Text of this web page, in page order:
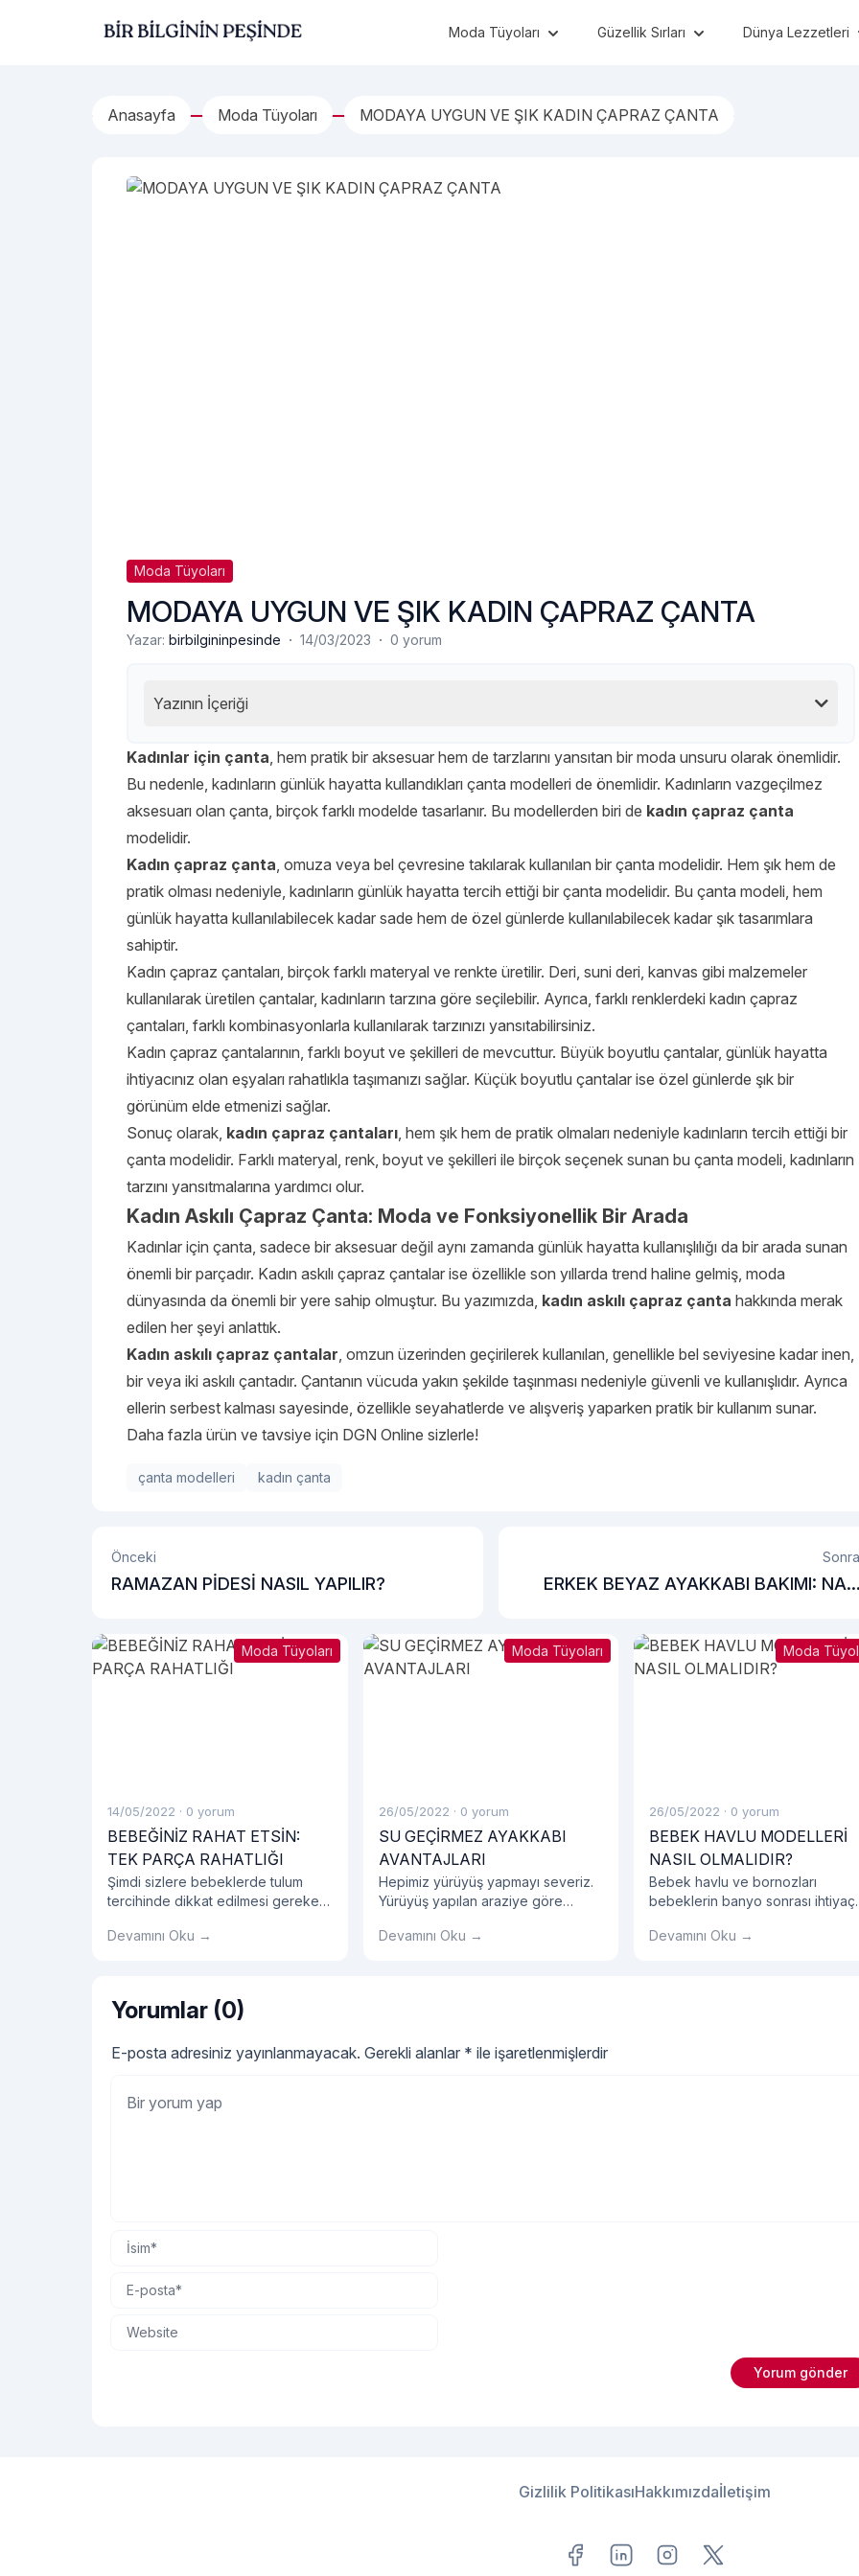
Bir Bilginin Peşinde! Moda Tüyoları Güzellik Sırları Dünya Lezzetleri
Anasayfa Moda Tüyoları MODAYA UYGUN VE ŞIK KADIN ÇAPRAZ ÇANTA
Moda Tüyoları
MODAYA UYGUN VE ŞIK KADIN ÇAPRAZ ÇANTA
Yazar: birbilgininpesinde · 14/03/2023 · 0 yorum
Yazının İçeriği
Kadınlar için çanta, hem pratik bir aksesuar hem de tarzlarını yansıtan bir moda unsuru olarak önemlidir.
Bu nedenle, kadınların günlük hayatta kullandıkları çanta modelleri de önemlidir. Kadınların vazgeçilmez
aksesuarı olan çanta, birçok farklı modelde tasarlanır. Bu modellerden biri de kadın çapraz çanta
modelidir.
Kadın çapraz çanta, omuza veya bel çevresine takılarak kullanılan bir çanta modelidir. Hem şık hem de
pratik olması nedeniyle, kadınların günlük hayatta tercih ettiği bir çanta modelidir. Bu çanta modeli, hem
günlük hayatta kullanılabilecek kadar sade hem de özel günlerde kullanılabilecek kadar şık tasarımlara
sahiptir.
Kadın çapraz çantaları, birçok farklı materyal ve renkte üretilir. Deri, suni deri, kanvas gibi malzemeler
kullanılarak üretilen çantalar, kadınların tarzına göre seçilebilir. Ayrıca, farklı renklerdeki kadın çapraz
çantaları, farklı kombinasyonlarla kullanılarak tarzınızı yansıtabilirsiniz.
Kadın çapraz çantalarının, farklı boyut ve şekilleri de mevcuttur. Büyük boyutlu çantalar, günlük hayatta
ihtiyacınız olan eşyaları rahatlıkla taşımanızı sağlar. Küçük boyutlu çantalar ise özel günlerde şık bir
görünüm elde etmenizi sağlar.
Sonuç olarak, kadın çapraz çantaları, hem şık hem de pratik olmaları nedeniyle kadınların tercih ettiği bir
çanta modelidir. Farklı materyal, renk, boyut ve şekilleri ile birçok seçenek sunan bu çanta modeli, kadınların
tarzını yansıtmalarına yardımcı olur.
Kadın Askılı Çapraz Çanta: Moda ve Fonksiyonellik Bir Arada
Kadınlar için çanta, sadece bir aksesuar değil aynı zamanda günlük hayatta kullanışlılığı da bir arada sunan
önemli bir parçadır. Kadın askılı çapraz çantalar ise özellikle son yıllarda trend haline gelmiş, moda
dünyasında da önemli bir yere sahip olmuştur. Bu yazımızda, kadın askılı çapraz çanta hakkında merak
edilen her şeyi anlattık.
Kadın askılı çapraz çantalar, omzun üzerinden geçirilerek kullanılan, genellikle bel seviyesine kadar inen,
bir veya iki askılı çantadır. Çantanın vücuda yakın şekilde taşınması nedeniyle güvenli ve kullanışlıdır. Ayrıca
ellerin serbest kalması sayesinde, özellikle seyahatlerde ve alışveriş yaparken pratik bir kullanım sunar.
Daha fazla ürün ve tavsiye için DGN Online sizlerle!
çanta modelleri kadın çanta
Önceki
RAMAZAN PİDESİ NASIL YAPILIR?
ERKEK BEYAZ AYAKKABI BAKIMI:
Moda Tüyoları
14/05/2022 · 0 yorum
BEBEĞİNİZ RAHAT ETSİN:
TEK PARÇA RAHATLIĞI
Şimdi sizlere bebeklerde tulum
tercihinde dikkat edilmesi gereken
seçiminin avantajlarını, tulum
Devamını Oku →
Moda Tüyoları
26/05/2022 · 0 yorum
SU GEÇİRMEZ AYAKKABI
AVANTAJLARI
Hepimiz yürüyüş yapmayı severiz.
Yürüyüş yapılan araziye göre
etmelisiniz.
Devamını Oku →
Moda
26/05/2022 · 0 yorum
BEBEK HAVLU MODELLERİ
NASIL OLMALIDIR?
Bebek havlu ve bornozları
bebeklerin banyo sonrası ihtiyaç
Devamını Oku →
Yorumlar (0)
E-posta adresiniz yayınlanmayacak. Gerekli alanlar * ile işaretlenmişlerdir
Gizlilik PolitikasıHakkımızdaİletişim